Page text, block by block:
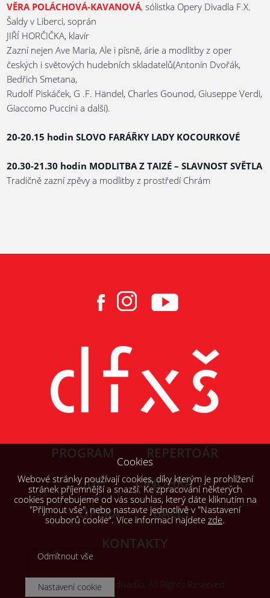
VĚRA POLÁCHOVÁ-KAVANOVÁ, sólistka Opery Divadla F.X.
Šaldy v Liberci, soprán
JIŘÍ HORČIČKA, klavír
Zazní nejen Ave Maria, Ale i písně, árie a modlitby z oper
českých i světových hudebních skladatelů(Antonín Dvořák,
Bedřich Smetana,
Rudolf Piskáček, G .F. Händel, Charles Gounod, Giuseppe Verdi,
Giaccomo Puccini a další).
20-20.15 hodin SLOVO FARÁŘKY LADY KOCOURKOVÉ
20.30-21.30 hodin MODLITBA Z TAIZÉ – SLAVNOST SVĚTLA
Tradičně zazní zpěvy a modlitby z prostředí Chrám
PROGRAM
REPERTOÁR
LIDÉ
ČINOHRA
OPERA
BALET
KONTAKTY
© 2026, Šaldovo divadlo. All Rights Reserved
Cookies
Webové stránky používají cookies, díky kterým je prohlížení
stránek příjemnější a snazší. Ke zpracování některých
cookies potřebujeme od vás souhlas, který dáte kliknutím na
"Přijmout vše", nebo nastavte jednotlivě v "Nastavení
souborů cookie“. Více informací najdete zde.
Odmítnout vše
Nastavení cookie